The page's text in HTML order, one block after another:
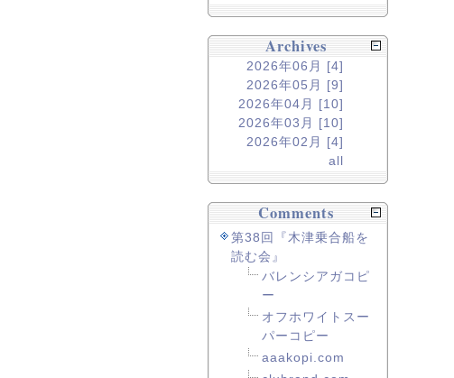
Archives
2026年06月 [4]
2026年05月 [9]
2026年04月 [10]
2026年03月 [10]
2026年02月 [4]
all
Comments
第38回『木津乗合船を
読む会』
バレンシアガコピ
ー
オフホワイトスー
パーコピー
aaakopi.com